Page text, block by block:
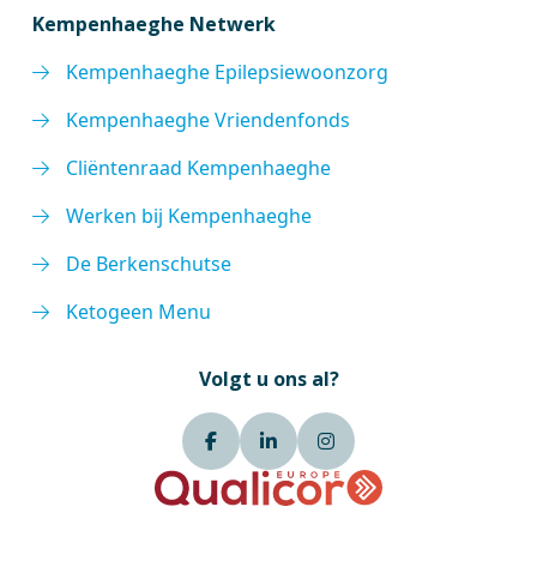
Kempenhaeghe Netwerk
Kempenhaeghe Epilepsiewoonzorg
Kempenhaeghe Vriendenfonds
Cliëntenraad Kempenhaeghe
Werken bij Kempenhaeghe
De Berkenschutse
Ketogeen Menu
Volgt u ons al?